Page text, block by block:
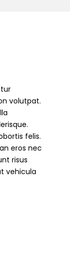
volutpat.
felis.
eros nec
risus
vehicula